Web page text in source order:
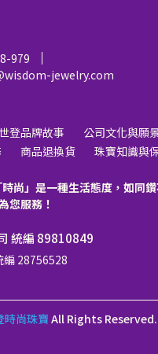
979
jewelry.com
登品牌故事 公司文化與願
商品退換貨 珠寶知識與
尚」是一種生活態度，如同
您服務！
統編 89810849
編 28756528
時尚珠寶All Rights Reserved.